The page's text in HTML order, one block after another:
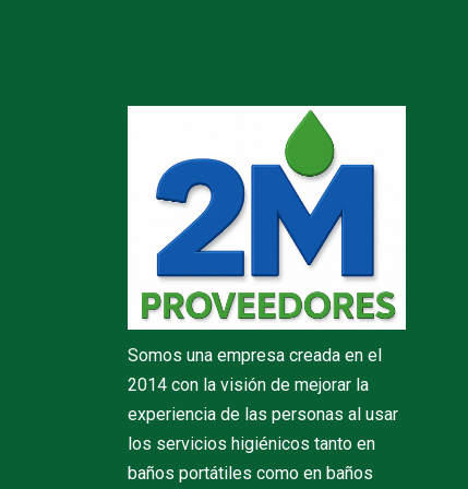
Somos una empresa creada en el
2014 con la visión de mejorar la
experiencia de las personas al usar
los servicios higiénicos tanto en
baños portátiles como en baños